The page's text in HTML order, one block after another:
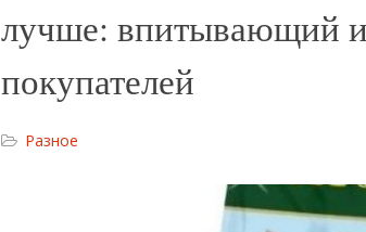
лучше: впитывающий
покупателей
Разное